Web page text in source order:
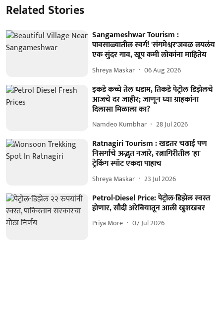
Related Stories
Sangameshwar Tourism :
पावसाळ्यातील स्वर्ग! 'संगमेश्वर'जवळ लपलंय
एक सुंदर गाव, खूप कमी लोकांना माहितेय
Shreya Maskar 06 Aug 2026
इकडे कच्चे तेल धडाम, तिकडे पेट्रोल डिझेलचे
आजचे दर जाहीर; जाणून घ्या ग्राहकांना
दिलासा मिळाला का?
Namdeo Kumbhar 28 Jul 2026
Ratnagiri Tourism : खडतर चढाई पण
निसर्गाचे अद्भुत नजारे, रत्नागिरीतील 'हा'
ट्रेकिंग स्पॉट एकदा पाहाच
Shreya Maskar 23 Jul 2026
Petrol-Diesel Price: पेट्रोल-डिझेल स्वस्त
होणार, सौदी अरेबियातून आली खुशखबर
Priya More 07 Jul 2026